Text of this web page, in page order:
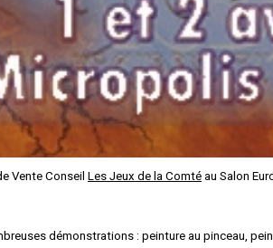
Vente Conseil Les Jeux de la Comté au Salon
démonstrations : peinture au pinceau,